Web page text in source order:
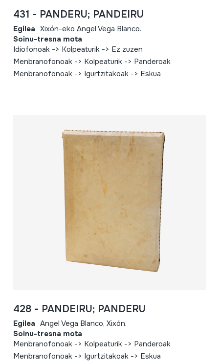
431 - PANDERU; PANDEIRU
Egilea Xixón-eko Angel Vega Blanco.
Soinu-tresna mota
Idiofonoak -> Kolpeaturik -> Ez zuzen
Menbranofonoak -> Kolpeaturik -> Panderoak
Menbranofonoak -> Igurtzitakoak -> Eskua
428 - PANDEIRU; PANDERU
Egilea Angel Vega Blanco, Xixón.
Soinu-tresna mota
Menbranofonoak -> Kolpeaturik -> Panderoak
Menbranofonoak -> Igurtzitakoak -> Eskua